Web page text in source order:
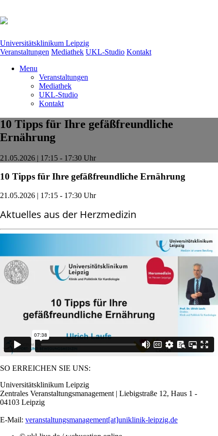
Universitätsklinikum Leipzig
Veranstaltungen Mediathek UKL-Studio Kontakt
Menu
Veranstaltungen
Mediathek
UKL-Studio
Kontakt
10 Tipps für Ihre gefäßfreundliche
Ernährung
21.05.2026 | 17:15 - 17:30 Uhr
10 Tipps für Ihre gefäßfreundliche Ernährung
21.05.2026 | 17:15 - 17:30 Uhr
Aktuelles aus der Herzmedizin
SO ERREICHEN SIE UNS:
Universitätsklinikum Leipzig
Zentrales Veranstaltungsmanagement | Liebigstraße 12, Haus 1 -
04103 Leipzig
E-Mail: veranstaltungsmanagement[at]uniklinik-leipzig.de